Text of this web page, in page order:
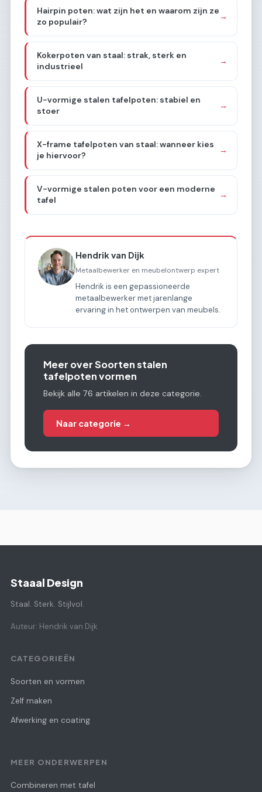
Hairpin poten: wat zijn het en waarom zijn ze
zo populair?
→
Kokerpoten van staal: strak, sterk en
industrieel
→
U-vormige stalen tafelpoten: stabiel en
stoer
→
X-frame tafelpoten van staal: wanneer kies
je hiervoor?
→
V-vormige stalen poten voor een moderne
tafel
→
Hendrik van Dijk
Metaalbewerker en meubelontwerp expert
Hendrik is een gepassioneerde
metaalbewerker met jarenlange
ervaring in het ontwerpen van meubels.
Meer over Soorten stalen
tafelpoten vormen
Bekijk alle 76 artikelen in deze categorie.
Naar categorie →
Staaal Design
Staal. Sterk. Stijlvol.
Auteur: Hendrik van Dijk
CATEGORIEËN
Soorten en vormen
Zelf maken
Afwerking en coating
MEER ONDERWERPEN
Combineren met tafel